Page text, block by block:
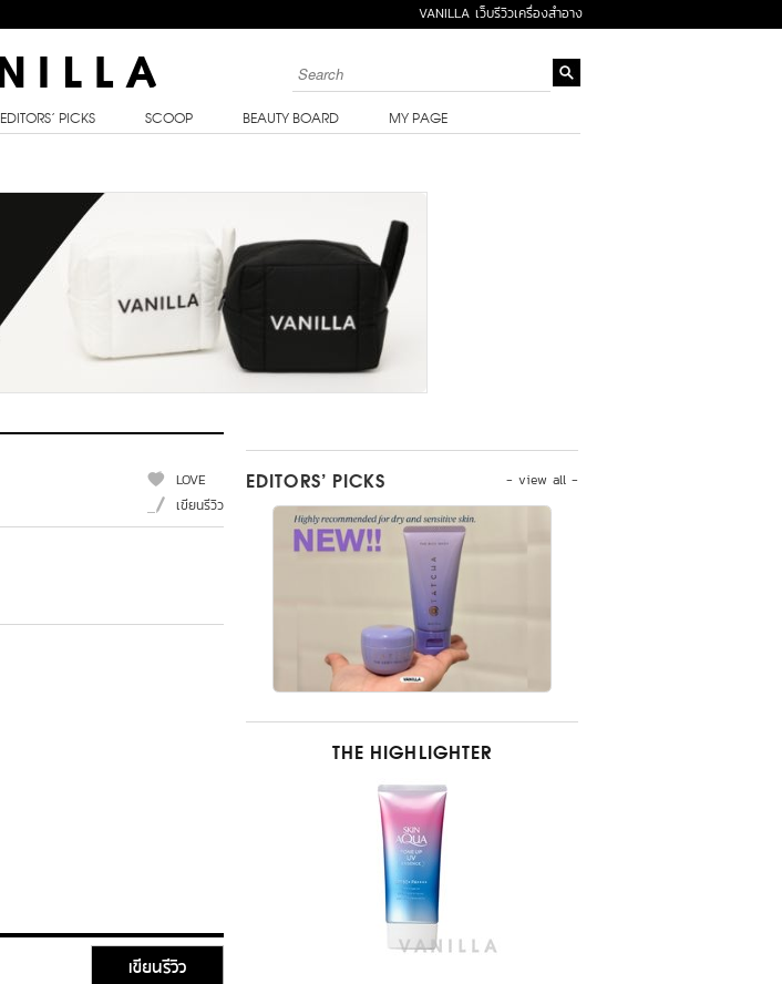
VANILLA เว็บรีวิวเครื่องสำอาง
EDITORS’ PICKS SCOOP BEAUTY BOARD MY PAGE
LOVE
เขียนรีวิว
เขียนรีวิว
- view all -
EDITORS’ PICKS
THE HIGHLIGHTER